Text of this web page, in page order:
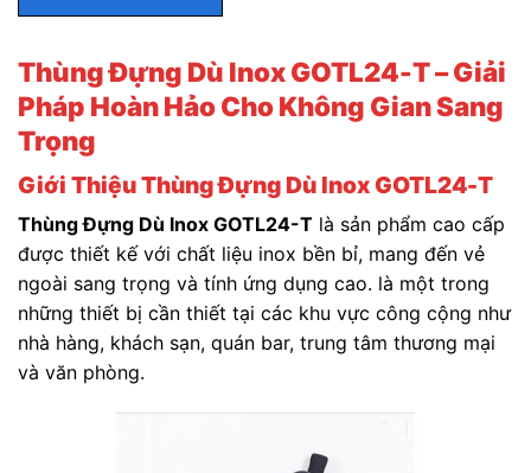
Thùng Đựng Dù Inox GOTL24-T – Giải
Pháp Hoàn Hảo Cho Không Gian Sang
Trọng
Giới Thiệu Thùng Đựng Dù Inox GOTL24-T
Thùng Đựng Dù Inox GOTL24-T là sản phẩm cao cấp
được thiết kế với chất liệu inox bền bỉ, mang đến vẻ
ngoài sang trọng và tính ứng dụng cao. là một trong
những thiết bị cần thiết tại các khu vực công cộng như
nhà hàng, khách sạn, quán bar, trung tâm thương mại
và văn phòng.